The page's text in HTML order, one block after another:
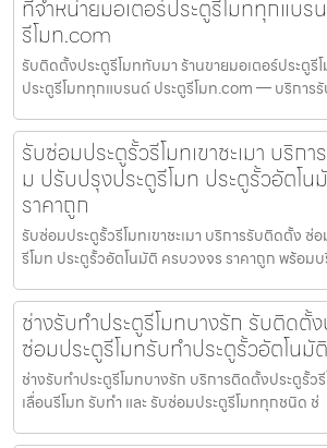
ที่จำหน่ายมอเตอร์ประตูรีโมททุกแบร
รีโมท.com
รับติดตั้งประตูรีโมททับมา ร้านขายมอเตอร์ประตูรี
ประตูรีโมททุกแบรนด์ ประตูรีโมท.com — บริการ
รับซ่อมประตูรั้วรีโมทเขาชะเมา บริก
ม ปรับปรุงประตูรีโมท ประตูรั้วอัตโน
ราคาถูก
รับซ่อมประตูรั้วรีโมทเขาชะเมา บริการรับติดตั้ง ซ่
รีโมท ประตูรั้วอัตโนมัติ ครบวงจร ราคาถูก พร้อมบ
ช่างรับทำประตูรีโมทบางรัก รับติดตั้
ซ่อมประตูรีโมทรับทำประตูรั้วอัตโนมั
ช่างรับทำประตูรีโมทบางรัก บริการติดตั้งประตูรั้ว
เลื่อนรีโมท รับทำ และ รับซ่อมประตูรีโมททุกชนิด ช่